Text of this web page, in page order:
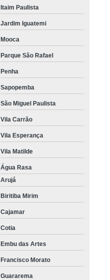
Itaim Paulista
Jardim Iguatemi
Mooca
Parque São Rafael
Penha
Sapopemba
São Miguel Paulista
Vila Carrão
Vila Esperança
Vila Matilde
Água Rasa
Arujá
Biritiba Mirim
Cajamar
Cotia
Embu das Artes
Francisco Morato
Guararema